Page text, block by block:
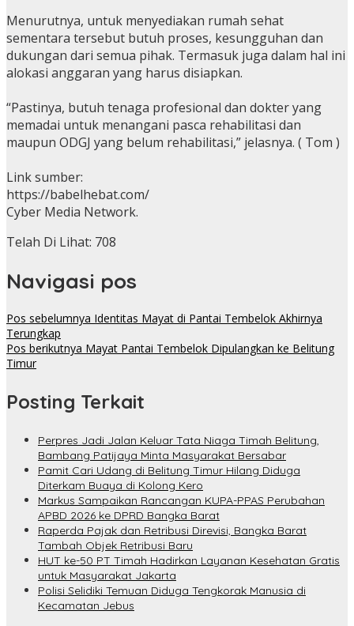
Menurutnya, untuk menyediakan rumah sehat
sementara tersebut butuh proses, kesungguhan dan
dukungan dari semua pihak. Termasuk juga dalam hal ini
alokasi anggaran yang harus disiapkan.
“Pastinya, butuh tenaga profesional dan dokter yang
memadai untuk menangani pasca rehabilitasi dan
maupun ODGJ yang belum rehabilitasi,” jelasnya. ( Tom )
Link sumber:
https://babelhebat.com/
Cyber Media Network.
Telah Di Lihat: 708
Navigasi pos
Pos sebelumnya Identitas Mayat di Pantai Tembelok Akhirnya
Terungkap
Pos berikutnya Mayat Pantai Tembelok Dipulangkan ke Belitung
Timur
Posting Terkait
Perpres Jadi Jalan Keluar Tata Niaga Timah Belitung,
Bambang Patijaya Minta Masyarakat Bersabar
Pamit Cari Udang di Belitung Timur Hilang Diduga
Diterkam Buaya di Kolong Kero
Markus Sampaikan Rancangan KUPA-PPAS Perubahan
APBD 2026 ke DPRD Bangka Barat
Raperda Pajak dan Retribusi Direvisi, Bangka Barat
Tambah Objek Retribusi Baru
HUT ke-50 PT Timah Hadirkan Layanan Kesehatan Gratis
untuk Masyarakat Jakarta
Polisi Selidiki Temuan Diduga Tengkorak Manusia di
Kecamatan Jebus